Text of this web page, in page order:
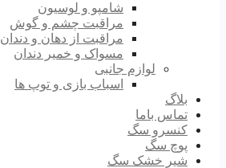
شامپو و لوسیون
مراقبت چشم و گوش
مراقبت از دهان و دندان
مسواک و خمیر دندان
لوازم جانبی
اسباب بازی و توپ ها
بلاگ
تماس باما
کنسرو سگ
پوچ سگ
شیر خشک سگ